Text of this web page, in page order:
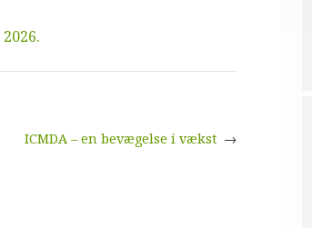
ICMDA – en bevægelse i vækst →